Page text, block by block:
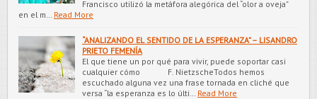
Francisco utilizó la metáfora alegórica del “olor a oveja”
en el m…
Read More
“ANALIZANDO EL SENTIDO DE LA ESPERANZA” – LISANDRO
PRIETO FEMENÍA
El que tiene un por qué para vivir, puede soportar casi
cualquier cómo F. NietzscheTodos hemos
escuchado alguna vez una frase tornada en cliché que
versa “la esperanza es lo últi…
Read More